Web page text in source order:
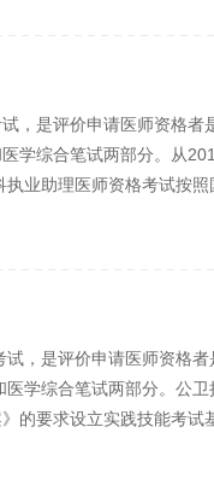
临床执业医师资格证书，
，是评价申请医师资格者
学综合笔试两部分。从
业助理医师资格考试按
资格考试。乡村全科执业
，是评价申请医师资格
学综合笔试两部分。公
的要求设立实践技能考试
天举行，2020年考试具体